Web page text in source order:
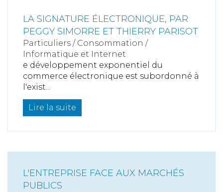
LA SIGNATURE ÉLECTRONIQUE, PAR
PEGGY SIMORRE ET THIERRY PARISOT
Particuliers / Consommation /
Informatique et Internet
e développement exponentiel du
commerce électronique est subordonné à
l'exist...
Lire la suite
L'ENTREPRISE FACE AUX MARCHÉS
PUBLICS